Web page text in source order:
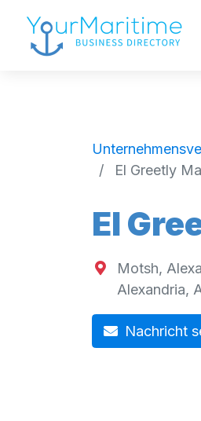
El Greetly
El
Motsh,
Alexandria,
Nachricht